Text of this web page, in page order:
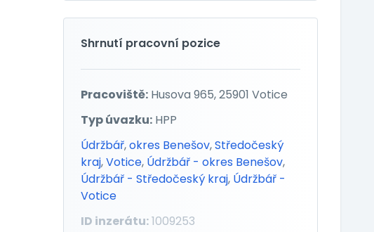
Shrnutí pracovní pozice
Pracoviště: Husova 965, 25901 Votice
Typ úvazku: HPP
Údržbář,okres Benešov,Středočeský
kraj,Votice, Údržbář - okres Benešov,
Údržbář - Středočeský kraj, Údržbář -
Votice
ID inzerátu:1009253